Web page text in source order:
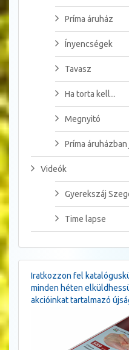
Príma áruház
Ínyencségek
Tavasz
Ha torta kell...
Megnyitó
Príma áruházban
Videók
Gyerekszáj
Time lapse
Iratkozzon fel
minden héten
akcióinkat tartalmazó